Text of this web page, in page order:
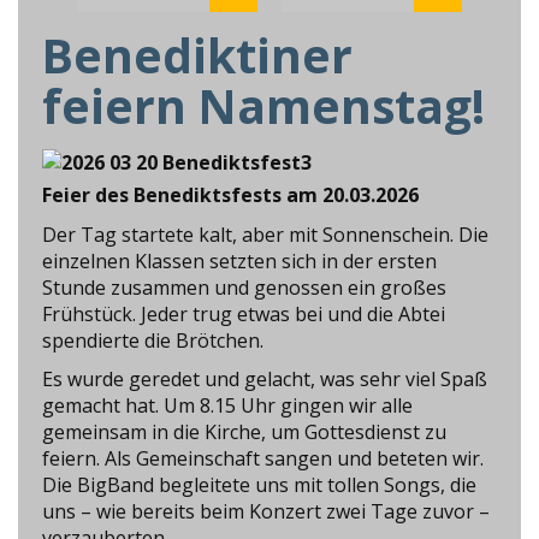
Benediktiner
feiern Namenstag!
Feier des Benediktsfests am 20.03.2026
Der Tag startete kalt, aber mit Sonnenschein. Die
einzelnen Klassen setzten sich in der ersten
Stunde zusammen und genossen ein großes
Frühstück. Jeder trug etwas bei und die Abtei
spendierte die Brötchen.
Es wurde geredet und gelacht, was sehr viel Spaß
gemacht hat. Um 8.15 Uhr gingen wir alle
gemeinsam in die Kirche, um Gottesdienst zu
feiern. Als Gemeinschaft sangen und beteten wir.
Die BigBand begleitete uns mit tollen Songs, die
uns – wie bereits beim Konzert zwei Tage zuvor –